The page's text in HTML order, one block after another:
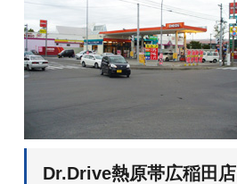
Dr.Drive熱原帯広稲田店